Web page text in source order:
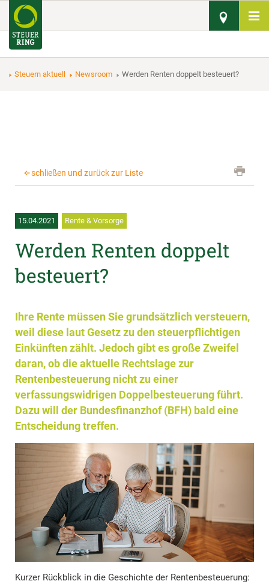
Steuern aktuell Newsroom Werden Renten doppelt besteuert?
schließen und zurück zur Liste
15.04.2021 Rente & Vorsorge
Werden Renten doppelt
besteuert?
Ihre Rente müssen Sie grundsätzlich versteuern,
weil diese laut Gesetz zu den steuerpflichtigen
Einkünften zählt. Jedoch gibt es große Zweifel
daran, ob die aktuelle Rechtslage zur
Rentenbesteuerung nicht zu einer
verfassungswidrigen Doppelbesteuerung führt.
Dazu will der Bundesfinanzhof (BFH) bald eine
Entscheidung treffen.
Kurzer Rückblick in die Geschichte der Rentenbesteuerung: